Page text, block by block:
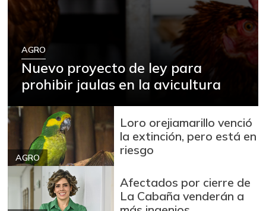
AGRO
Nuevo proyecto de ley para
prohibir jaulas en la avicultura
AGRO
Loro orejiamarillo venció
la extinción, pero está en
riesgo
Afectados por cierre de
La Cabaña venderán a